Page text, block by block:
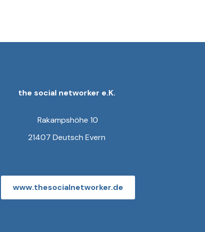
the social networker e.K.
Rakampshöhe 10
21407 Deutsch Evern
www.thesocialnetworker.de